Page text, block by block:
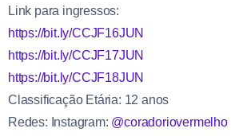
Link para ingressos:
https://bit.ly/CCJF16JUN
https://bit.ly/CCJF17JUN
https://bit.ly/CCJF18JUN
Classificação Etária: 12 anos
Redes: Instagram: @coradoriovermelho